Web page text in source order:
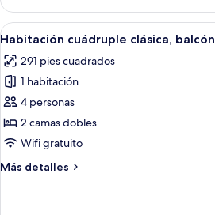
montaña
doble
estándar,
balcón,
a
la
montaña
Abrir
todas
las
fotos
de
Habitación
cuádruple
balcón
Una
5
Habitación cuádruple clásica, balcón
291 pies cuadrados
1 habitación
4 personas
2 camas dobles
Wifi gratuito
Más detalles
Más